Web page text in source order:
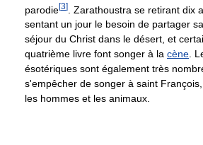
parodie[3]
. Zarathoustra se retirant dix
sentant un jour le besoin de partager
séjour du Christ dans le désert, et
quatrième livre font songer à la cène.
ésotériques sont également très
s'empêcher de songer à saint
les hommes et les animaux.